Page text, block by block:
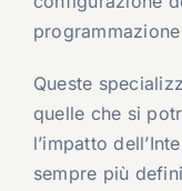
Queste
quelle che si
l’impatto
sempre più